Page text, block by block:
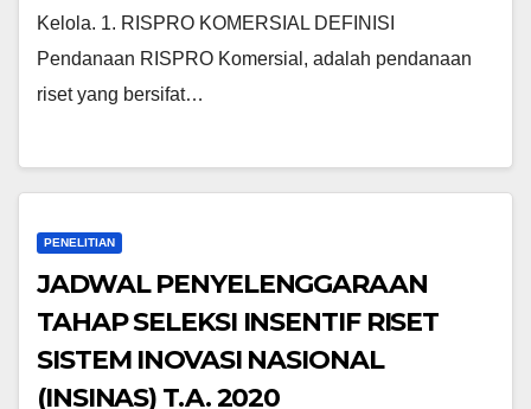
Kelola. 1. RISPRO KOMERSIAL DEFINISI
Pendanaan RISPRO Komersial, adalah pendanaan
riset yang bersifat…
PENELITIAN
JADWAL PENYELENGGARAAN
TAHAP SELEKSI INSENTIF RISET
SISTEM INOVASI NASIONAL
(INSINAS) T.A. 2020